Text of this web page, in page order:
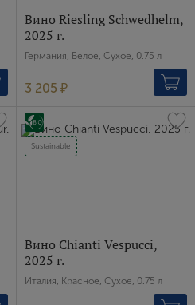
Вино Riesling Schwedhelm,
2025 г.
Германия, Белое, Сухое, 0.75 л
3 205 ₽
Sustainable
Вино Chianti Vespucci,
2025 г.
Италия, Красное, Сухое, 0.75 л